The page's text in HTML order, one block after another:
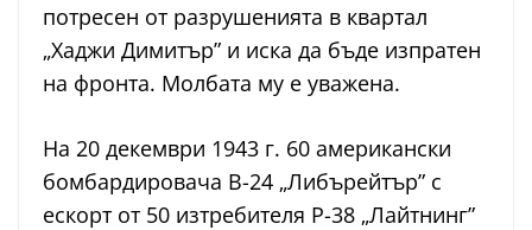
потресен от разрушенията в квартал
„Хаджи Димитър” и иска да бъде изпратен
на фронта. Молбата му е уважена.
На 20 декември 1943 г. 60 американски
бомбардировача B-24 „Либърейтър” с
ескорт от 50 изтребителя P-38 „Лайтнинг”